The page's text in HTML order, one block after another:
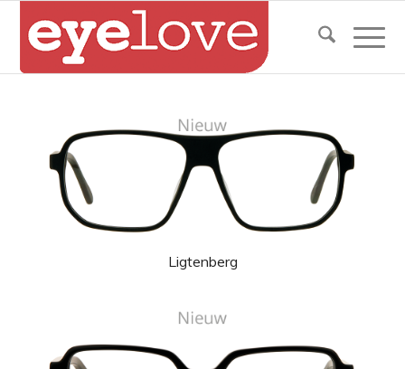
Ligtenberg